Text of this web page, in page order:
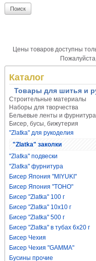
Цены товаров доступны
Каталог
Товары для шитья и
Строительные материалы
Наборы для творчества
Бельевые ленты и фурнитура
Бисер, бусы, бижутерия
"Zlatka" для рукоделия
"Zlatka" заколки
"Zlatka" подвески
"Zlatka" фурнитура
Бисер Япония "MIYUKI"
Бисер Япония "TOHO"
Бисер "Zlatka" 100 г
Бисер "Zlatka" 10х10 г
Бисер "Zlatka" 500 г
Бисер "Zlatka" в тубах 6х20 г
Бисер Чехия
Бисер Чехия "GAMMA"
Бусины прочие